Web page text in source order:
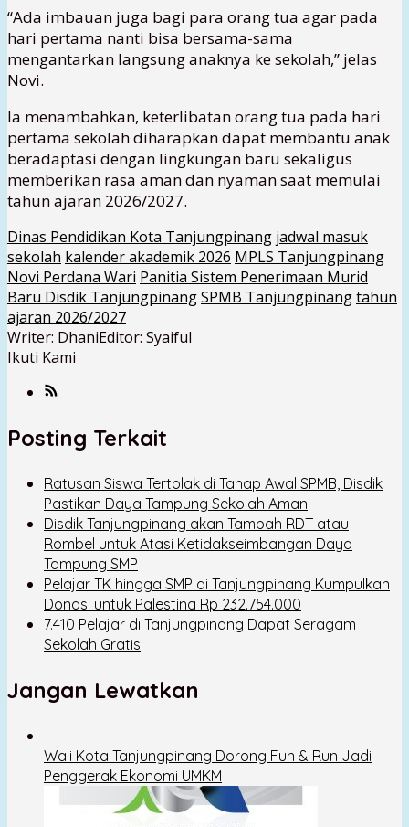
“Ada imbauan juga bagi para orang tua agar pada
hari pertama nanti bisa bersama-sama
mengantarkan langsung anaknya ke sekolah,” jelas
Novi.
Ia menambahkan, keterlibatan orang tua pada hari
pertama sekolah diharapkan dapat membantu anak
beradaptasi dengan lingkungan baru sekaligus
memberikan rasa aman dan nyaman saat memulai
tahun ajaran 2026/2027.
Dinas Pendidikan Kota Tanjungpinang jadwal masuk
sekolah kalender akademik 2026 MPLS Tanjungpinang
Novi Perdana Wari Panitia Sistem Penerimaan Murid
Baru Disdik TanjungpinangSPMB Tanjungpinangtahun
ajaran 2026/2027
Writer: DhaniEditor: Syaiful
Ikuti Kami
Posting Terkait
Ratusan Siswa Tertolak di Tahap Awal SPMB, Disdik
Pastikan Daya Tampung Sekolah Aman
Disdik Tanjungpinang akan Tambah RDT atau
Rombel untuk Atasi Ketidakseimbangan Daya
Tampung SMP
Pelajar TK hingga SMP di Tanjungpinang Kumpulkan
Donasi untuk Palestina Rp 232.754.000
7.410 Pelajar di Tanjungpinang Dapat Seragam
Sekolah Gratis
Jangan Lewatkan
Wali Kota Tanjungpinang Dorong Fun & Run Jadi
Penggerak Ekonomi UMKM